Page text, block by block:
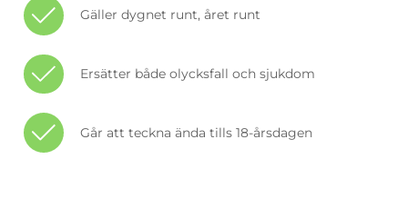
Gäller dygnet runt, året runt
Ersätter både olycksfall och sjukdom
Går att teckna ända tills 18-årsdagen